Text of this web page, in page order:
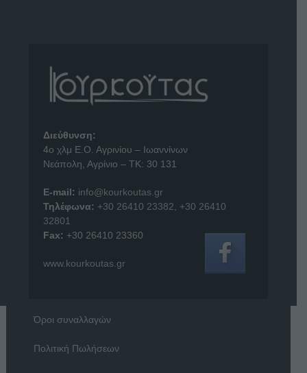
Διεύθυνση:
4o χλμ Ε.Ο. Αγρινίου – Ιωαννίνων
Νεάπολη, Αγρίνιο – ΤΚ: 30 131
E-mail: info@kourkoutas.gr
Τηλέφωνα: +30 26410 23382
+30 26410
32801
Fax: +30 26410 23360
www.kourkoutas.gr
Όροι συναλλαγών
Πολιτική Πωλήσεων